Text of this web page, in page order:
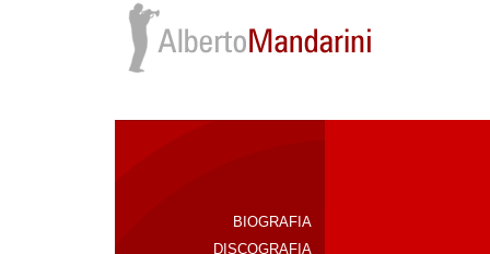
BIOGRAFIA
DISCOGRAFIA